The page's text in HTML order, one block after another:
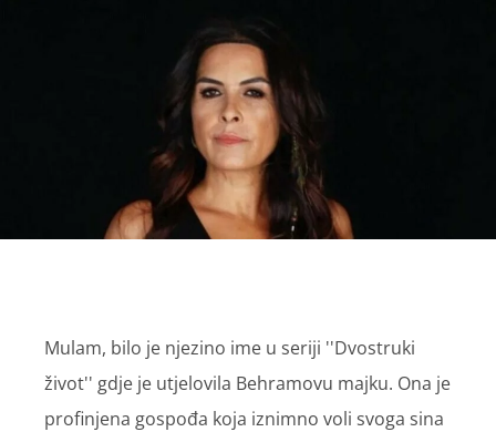
Mulam, bilo je njezino ime u seriji ''Dvostruki
život'' gdje je utjelovila Behramovu majku. Ona je
profinjena gospođa koja iznimno voli svoga sina